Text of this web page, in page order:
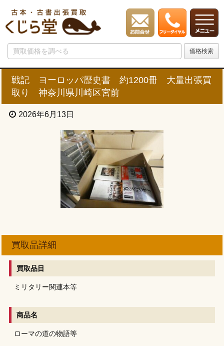
戦記 ヨーロッパ歴史書 約1200冊 大量出張買
取り 神奈川県川崎区宮前
2026年6月13日
買取品詳細
買取品目
ミリタリー関連本等
商品名
ローマの道の物語等